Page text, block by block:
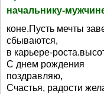
начальнику-
коне.Пусть мечты
сбываются,
в карьере-
С днем рождения
поздравляю,
Счастья, радости